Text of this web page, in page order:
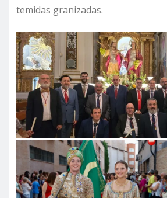
temidas granizadas.